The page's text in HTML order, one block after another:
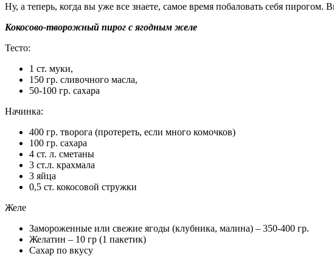
Ну, а теперь, когда вы уже все знаете, самое время побаловать себя
Кокосово-творожный пирог с ягодным желе
Тесто:
1 ст. муки,
150 гр. сливочного масла,
50-100 гр. сахара
Начинка:
400 гр. творога (протереть, если много комочков)
100 гр. сахара
4 ст. л. сметаны
3 ст.л. крахмала
3 яйца
0,5 ст. кокосовой стружки
Желе
Замороженные или свежие ягоды (клубника, малина) – 350-400 гр.
Желатин – 10 гр (1 пакетик)
Сахар по вкусу